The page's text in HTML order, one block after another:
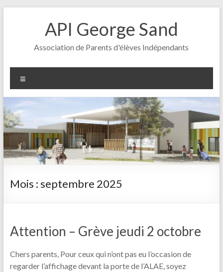
API George Sand
Association de Parents d'élèves Indépendants
Mois : septembre 2025
Attention – Grève jeudi 2 octobre
Chers parents, Pour ceux qui n’ont pas eu l’occasion de
regarder l’affichage devant la porte de l’ALAE, soyez